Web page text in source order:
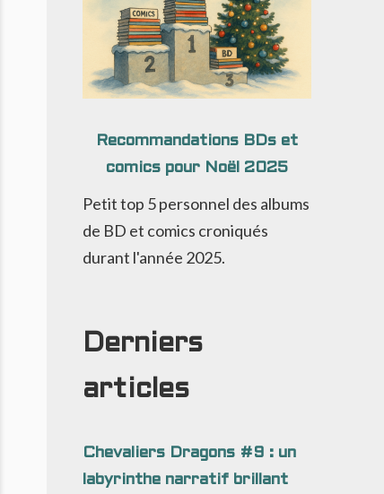
Recommandations BDs et
comics pour Noël 2025
Petit top 5 personnel des albums
de BD et comics croniqués
durant l'année 2025.
Derniers
articles
Chevaliers Dragons #9 : un
labyrinthe narratif brillant